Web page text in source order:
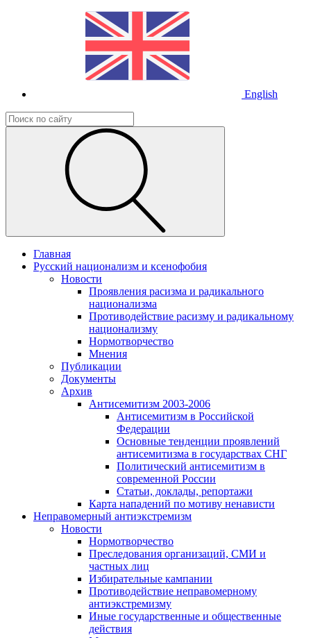
English
Главная
Русский национализм и ксенофобия
Новости
Проявления расизма и радикального
национализма
Противодействие расизму и радикальному
национализму
Нормотворчество
Мнения
Публикации
Документы
Архив
Антисемитизм 2003-2006
Антисемитизм в Российской
Федерации
Основные тенденции проявлений
антисемитизма в государствах СНГ
Политический антисемитизм в
современной России
Статьи, доклады, репортажи
Карта нападений по мотиву ненависти
Неправомерный антиэкстремизм
Новости
Нормотворчество
Преследования организаций, СМИ и
частных лиц
Избирательные кампании
Противодействие неправомерному
антиэкстремизму
Иные государственные и общественные
действия